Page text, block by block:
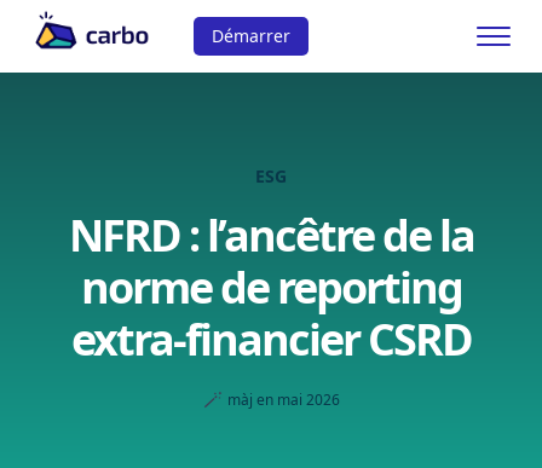
Démarrer
ESG
NFRD : l’ancêtre de la
norme de reporting
extra-financier CSRD
🪄 màj en mai 2026